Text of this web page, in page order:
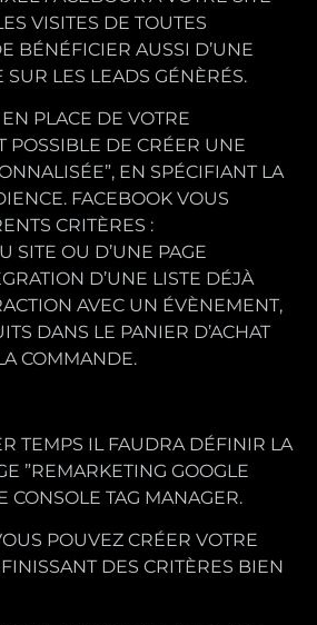
VISITES DE TOUTES
BÉNÉFICIER AUSSI D’UNE
SUR LES LEADS GÉNÈRÉS.
PLACE DE VOTRE
POSSIBLE DE CRÉER UNE
EN SPÉCIFIANT LA
FACEBOOK VOUS
CRITÈRES :
SITE OU D’UNE PAGE
D’UNE LISTE DÉJÀ
AVEC UN ÉVÈNEMENT,
DANS LE PANIER D’ACHAT
COMMANDE.
TEMPS IL FAUDRA DÉFINIR LA
”REMARKETING GOOGLE
CONSOLE TAG MANAGER.
POUVEZ CRÉER VOTRE
DES CRITÈRES BIEN